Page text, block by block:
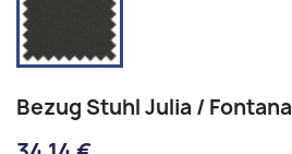
Bezug Stuhl Julia / Fontana